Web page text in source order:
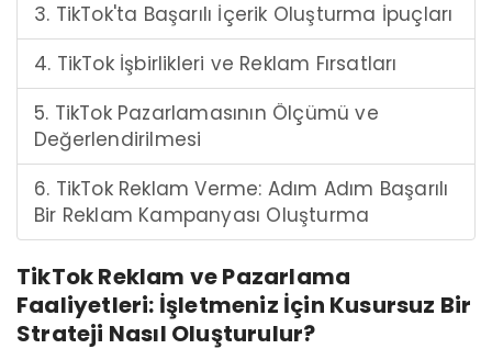
3. TikTok'ta Başarılı İçerik Oluşturma İpuçları
4. TikTok İşbirlikleri ve Reklam Fırsatları
5. TikTok Pazarlamasının Ölçümü ve
Değerlendirilmesi
6. TikTok Reklam Verme: Adım Adım Başarılı
Bir Reklam Kampanyası Oluşturma
TikTok Reklam ve Pazarlama
Faaliyetleri: İşletmeniz İçin Kusursuz Bir
Strateji Nasıl Oluşturulur?